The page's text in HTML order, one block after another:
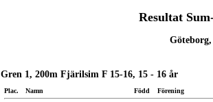
Resultat
Göteborg,
Gren 1, 200m Fjärilsim F 15-16, 15 - 16 år
Plac. Namn Född Förening